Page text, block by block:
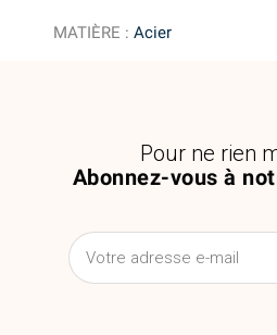
MATIÈRE :Acier
Abonnez-vous à
Pour ne rien